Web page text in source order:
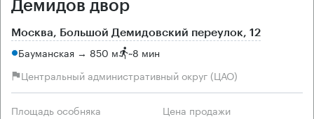
Демидов двор
Москва, Большой Демидовский переулок, 12
Бауманская → 850 м ~8 мин
Центральный административный округ (ЦАО)
Площадь особняка Цена продажи